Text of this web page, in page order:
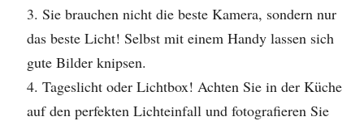
Sie brauchen nicht die beste Kamera, sondern nur
das beste Licht! Selbst mit einem Handy lassen sich
gute Bilder knipsen.
Tageslicht oder Lichtbox! Achten Sie in der Küche
auf den perfekten Lichteinfall und fotografieren Sie